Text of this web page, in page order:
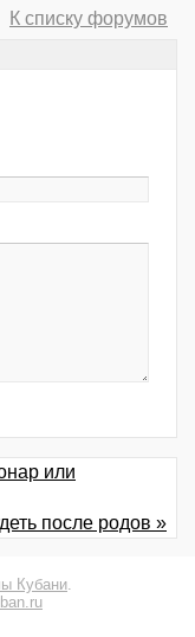
К списку форумов
или
после родов »
Кубани